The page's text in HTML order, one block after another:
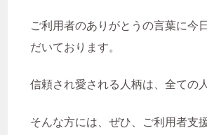
ご利用者のありがとうの言葉に今
だいております。
信頼され愛される人柄は、全ての
そんな方には、ぜひ、ご利用者支